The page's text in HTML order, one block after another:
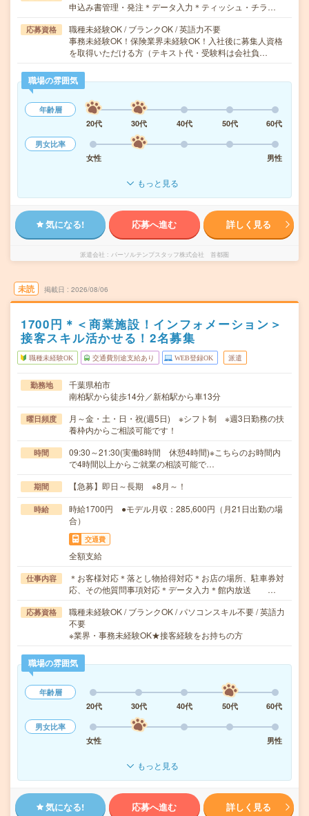
申込み書管理・発注＊データ入力＊ティッシュ・チラ…
応募資格
職種未経験OK / ブランクOK / 英語力不要
事務未経験OK！保険業界未経験OK！入社後に募集人資格
を取得いただける方（テキスト代・受験料は会社負…
職場の雰囲気
年齢層
20代
30代 40代 50代
60代
男女比率
女性
男性
もっと見る
気になる! 応募へ進む 詳しく見る
派遣会社 パーソルテンプスタッフ株式会社 首都圏
未読 掲載日 2026/08/06
1700円＊＜商業施設！インフォメーション＞
接客スキル活かせる！2名募集
職種未経験OK 交通費別途支給あり WEB登録OK 派遣
勤務地
千葉県柏市
南柏駅から徒歩14分／新柏駅から車13分
曜日頻度
月～金・土・日・祝(週5日) ※シフト制 ※週3日勤務の扶
養枠内からご相談可能です！
時間
09:30～21:30(実働8時間 休憩4時間)※こちらのお時間内
で4時間以上からご就業の相談可能で…
期間 【急募】即日～長期 ※8月～！
時給
時給1700円 ●モデル月収：285,600円（月21日出勤の場
合）
交通費
全額支給
仕事内容
＊お客様対応＊落とし物拾得対応＊お店の場所、駐車券対
応、その他質問事項対応＊データ入力＊館内放送 …
応募資格
職種未経験OK / ブランクOK / パソコンスキル不要 / 英語力
不要
※業界・事務未経験OK★接客経験をお持ちの方
職場の雰囲気
年齢層
20代
30代 40代 50代
60代
男女比率
女性
男性
もっと見る
気になる! 応募へ進む 詳しく見る